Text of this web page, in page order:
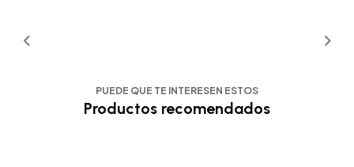
PUEDE QUE TE INTERESEN ESTOS
Productos recomendados